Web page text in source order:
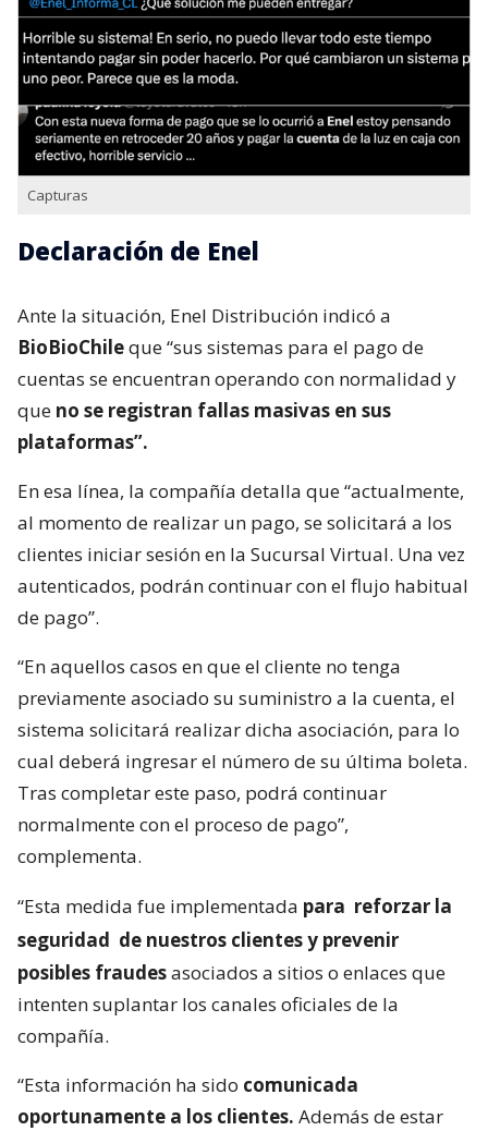
Capturas
Declaración de Enel
Ante la situación, Enel Distribución indicó a
BioBioChileque “sus sistemas para el pago de
cuentas se encuentran operando con normalidad y
que no se registran fallas masivas en sus
plataformas”.
En esa línea, la compañía detalla que “actualmente,
al momento de realizar un pago, se solicitará a los
clientes iniciar sesión en la Sucursal Virtual. Una vez
autenticados, podrán continuar con el flujo habitual
de pago”.
“En aquellos casos en que el cliente no tenga
previamente asociado su suministro a la cuenta, el
sistema solicitará realizar dicha asociación, para lo
cual deberá ingresar el número de su última boleta.
Tras completar este paso, podrá continuar
normalmente con el proceso de pago”,
complementa.
“Esta medida fue implementada para reforzar la
seguridad de nuestros clientes y prevenir
posibles fraudesasociados a sitios o enlaces que
intenten suplantar los canales oficiales de la
compañía.
“Esta información ha sido comunicada
oportunamente a los clientes. Además de estar